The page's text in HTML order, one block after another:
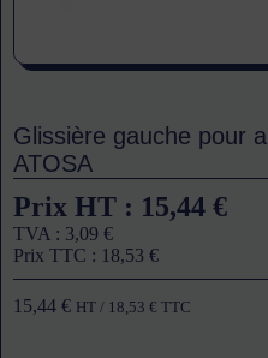
Glissière gauche pour
ATOSA
Prix HT : 15,44 €
TVA : 3,09 €
Prix TTC : 18,53 €
15,44 € HT / 18,53 € TTC